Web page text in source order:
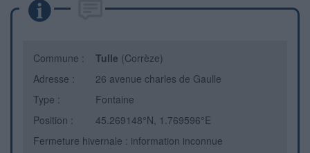
Commune : Tulle (Corrèze)
Adresse :
26 avenue charles de Gaulle
Type :
Fontaine
Position :
45.269148°N, 1.769596°E
Fermeture hivernale : information inconnue